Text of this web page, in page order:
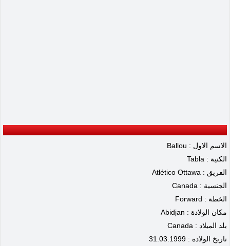
الاسم الاول : Ballou
الكنية : Tabla
الفريق : Atlético Ottawa
الجنسية : Canada
الخطة : Forward
مكان الولادة : Abidjan
بلد الميلاد : Canada
تاريخ الولادة : 31.03.1999